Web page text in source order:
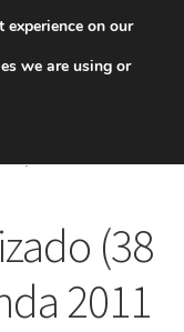
(38
2011
on our
we are using or